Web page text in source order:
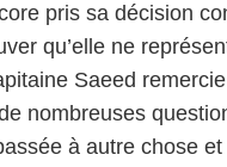
pris sa décision
qu’elle ne
Saeed
nombreuses
à autre chose